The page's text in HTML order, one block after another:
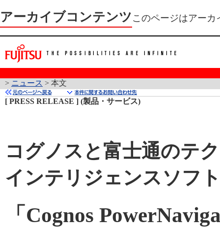
アーカイブコンテンツこのページはアー
> ニュース > 本文
[ PRESS RELEASE ] (製品・サービス)
コグノスと富士通のテ
インテリジェンスソフ
「Cognos